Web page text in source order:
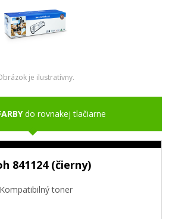
je ilustratívny.
do rovnakej tlačiarne
841124 (čierny)
Kompatibilný toner